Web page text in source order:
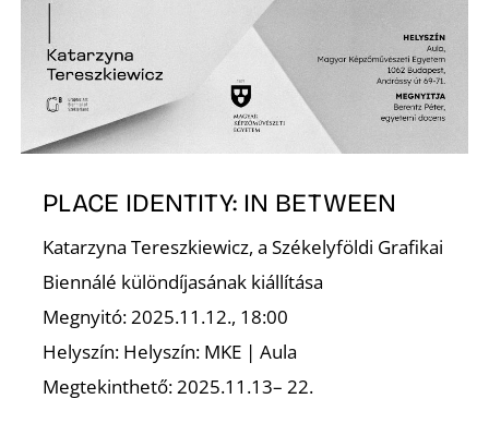
PLACE IDENTITY: IN BETWEEN
Katarzyna Tereszkiewicz, a Székelyföldi Grafikai
Biennálé különdíjasának kiállítása
Megnyitó: 2025.11.12., 18:00
Helyszín: Helyszín: MKE | Aula
Megtekinthető: 2025.11.13– 22.